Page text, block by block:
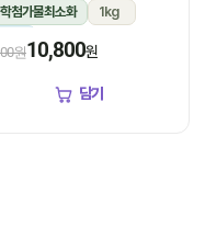
첨가물최소화
1kg
원10,800원
담기